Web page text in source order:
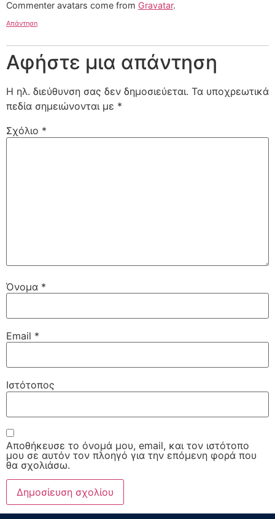
Commenter avatars come from Gravatar.
Απάντηση
Αφήστε μια απάντηση
Η ηλ. διεύθυνση σας δεν δημοσιεύεται. Τα υποχρεωτικά
πεδία σημειώνονται με *
Σχόλιο *
Όνομα *
Email *
Ιστότοπος
Αποθήκευσε το όνομά μου, email, και τον ιστότοπο
μου σε αυτόν τον πλοηγό για την επόμενη φορά που
θα σχολιάσω.